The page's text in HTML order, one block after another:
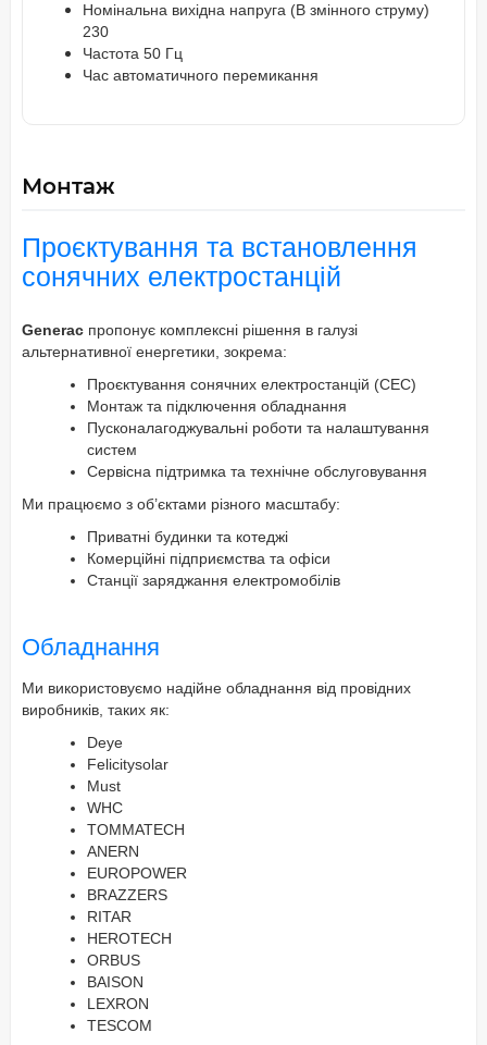
Номінальна вихідна напруга (В змінного струму)
230
Частота 50 Гц
Час автоматичного перемикання
Монтаж
Проєктування та встановлення
сонячних електростанцій
Generac пропонує комплексні рішення в галузі
альтернативної енергетики, зокрема:
Проєктування сонячних електростанцій (СЕС)
Монтаж та підключення обладнання
Пусконалагоджувальні роботи та налаштування
систем
Сервісна підтримка та технічне обслуговування
Ми працюємо з об’єктами різного масштабу:
Приватні будинки та котеджі
Комерційні підприємства та офіси
Станції заряджання електромобілів
Обладнання
Ми використовуємо надійне обладнання від провідних
виробників, таких як:
Deye
Felicitysolar
Must
WHC
TOMMATECH
ANERN
EUROPOWER
BRAZZERS
RITAR
HEROTECH
ORBUS
BAISON
LEXRON
TESCOM